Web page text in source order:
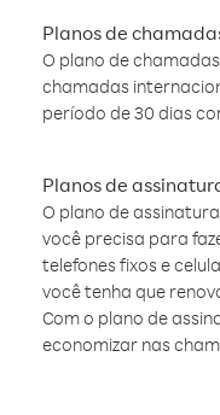
Planos de
O plano de
chamadas
período de 30 dias
Planos de
O plano de
você precisa para
telefones fixos e
você tenha que
Com o plano de
economizar nas